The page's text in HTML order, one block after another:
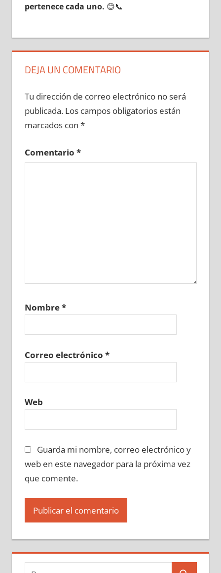
pertenece cada uno. 😊📞
DEJA UN COMENTARIO
Tu dirección de correo electrónico no será
publicada. Los campos obligatorios están
marcados con *
Comentario *
Nombre*
Correo electrónico *
Web
Guarda mi nombre, correo electrónico y
web en este navegador para la próxima vez
que comente.